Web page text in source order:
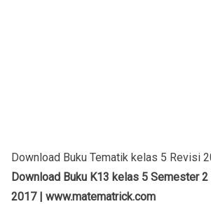
Download Buku Tematik kelas 5 Revisi
Download Buku K13 kelas 5 Semester
2017 | www.matematrick.com